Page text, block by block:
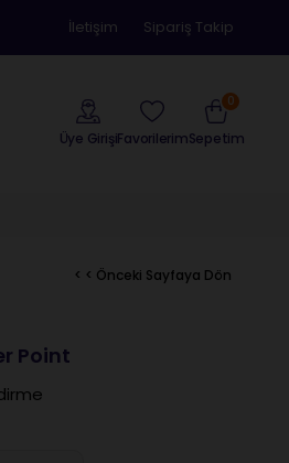
İletişim Sipariş Takip
Üye GirişiFavorilerimSepetim
0
< < Önceki Sayfaya Dön
Point